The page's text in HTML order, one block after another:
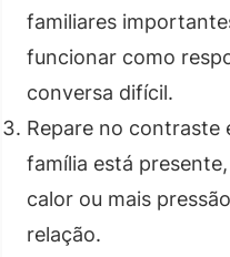
familiares
funcionar como
conversa difícil.
Repare no contraste
família está
calor ou mais
relação.